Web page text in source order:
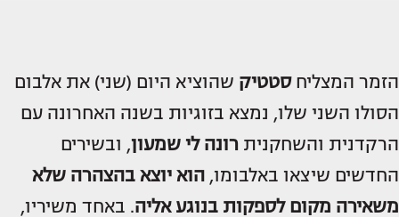
הזמר המצליחסטטיק שהוציא היום (שני) את אלבום
הסולו השני שלו, נמצא בזוגיות בשנה האחרונה עם
הרקדנית והשחקנית רונה לי שמעון, ובשירים
החדשים שיצאו באלבומו, הוא יוצא בהצהרה שלא
משאירה מקום לספקות בנוגע אליה. באחד משיריו,